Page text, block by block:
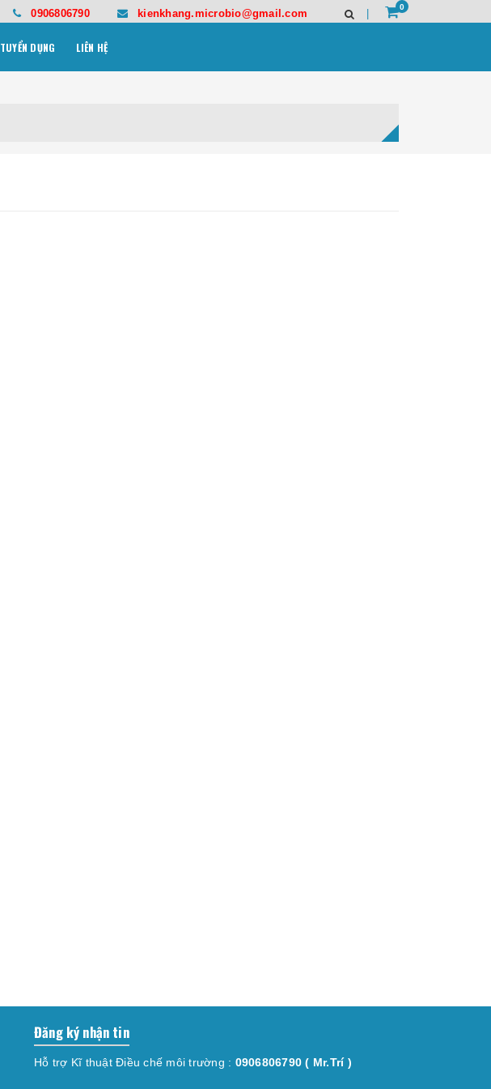
0906806790 kienkhang.microbio@gmail.com
0
TUYỂN DỤNG LIÊN HỆ
Đăng ký nhận tin
Hỗ trợ Kĩ thuật Điều chế môi trường : 0906806790 ( Mr.Trí )